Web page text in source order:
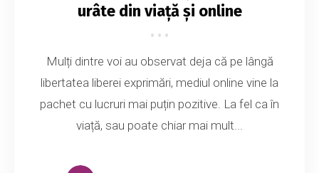
urâte din viață și online
Mulți dintre voi au observat deja că pe lângă
libertatea liberei exprimări, mediul online vine la
pachet cu lucruri mai puțin pozitive. La fel ca în
viață, sau poate chiar mai mult...